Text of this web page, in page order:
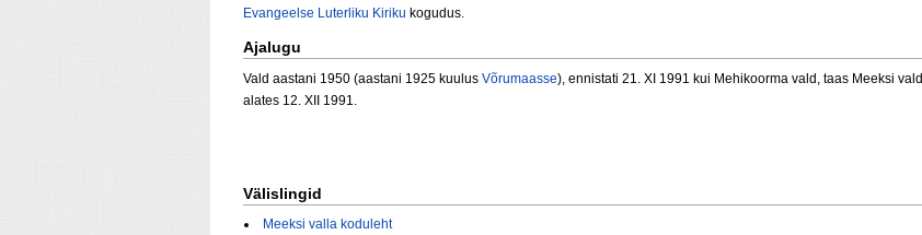
Evangeelse Luterliku Kiriku kogudus.
Ajalugu
Vald aastani 1950 (aastani 1925 kuulus Võrumaasse), ennistati 21. XI 1991 kui Mehikoorma vald, taas Meeksi vald
alates 12. XII 1991.
Välislingid
Meeksi valla koduleht